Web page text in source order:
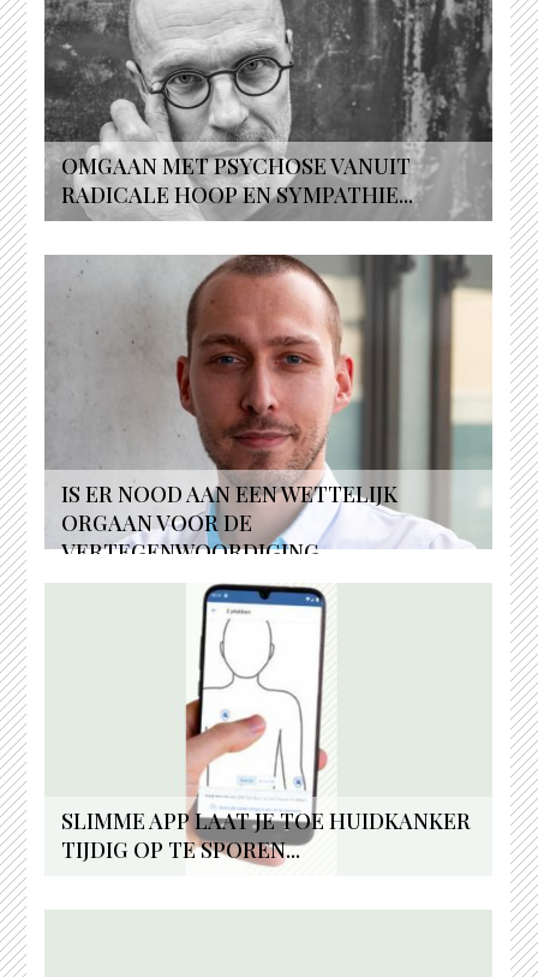
OMGAAN MET PSYCHOSE VANUIT
RADICALE HOOP EN SYMPATHIE...
IS ER NOOD AAN EEN WETTELIJK
ORGAAN VOOR DE
VERTEGENWOORDIGING...
SLIMME APP LAAT JE TOE HUIDKANKER
TIJDIG OP TE SPOREN...